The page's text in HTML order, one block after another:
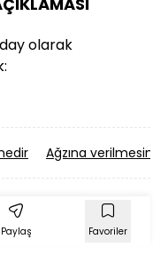
olarak
Ağzına verilmesini
Paylaş Favoriler